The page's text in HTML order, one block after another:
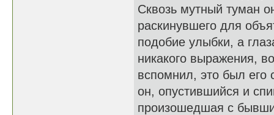
Сквозь мутный туман
раскинувшего для
подобие улыбки, а
никакого выражения,
вспомнил, это был его
он, опустившийся и
произошедшая с